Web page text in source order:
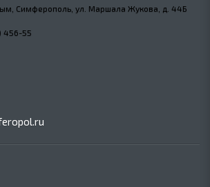
Симферополь, ул. Маршала Жукова, д. 44Б
456-55